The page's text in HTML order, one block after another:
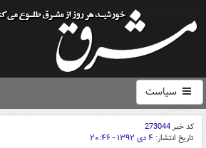
سیاست
کد خبر273044
تاریخ انتشار: ۴ دی ۱۳۹۲ - ۲۰:۴۶